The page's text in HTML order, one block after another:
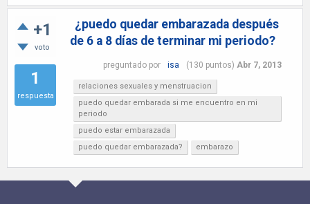
+1
voto
1
respuesta
¿puedo quedar embarazada después
de 6 a 8 días de terminar mi periodo?
preguntado por isa (130 puntos) Abr 7, 2013
relaciones sexuales y menstruacion
puedo quedar embarada si me encuentro en mi
periodo
puedo estar embarazada
puedo quedar embarazada?
embarazo